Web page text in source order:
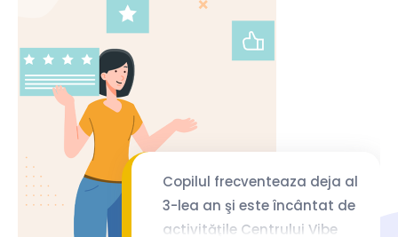
Copilul frecventeaza deja al
3-lea an şi este încântat de
activităţile Centrului Vibe